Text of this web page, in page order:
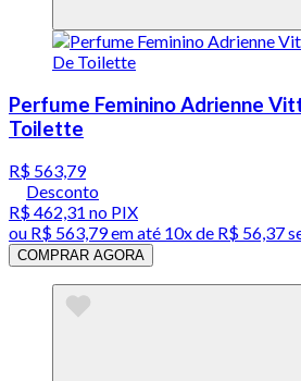
Perfume Feminino Adrienne
Toilette
R$ 563,79
Desconto
R$ 462,31 no PIX
ou R$ 563,79em até 10x de R$ 56,37
COMPRAR AGORA